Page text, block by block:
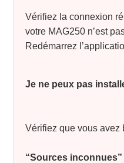
Vérifiez la connexion
votre MAG250 n’est
Redémarrez
Je ne peux pas
Vérifiez que vous avez
“Sources inconnues”